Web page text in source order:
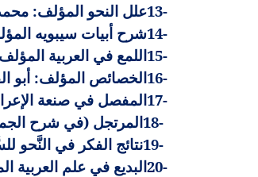
13-علل النحو المؤلف: محمد
14-شرح أبيات سيبويه
15-اللمع في العربية
16-الخصائص المؤلف: أبو
17-المفصل في صنعة
18-المرتجل (في شرح الجمل)
19-نتائج الفكر في النَّحو
20-البديع في علم